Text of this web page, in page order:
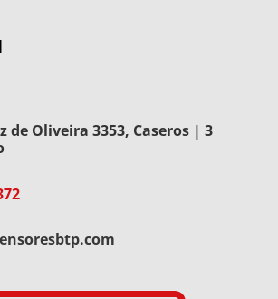
de Oliveira 3353, Caseros | 3